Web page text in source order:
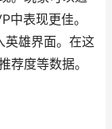
中表现更佳。
英雄界面。在这
荐度等数据。